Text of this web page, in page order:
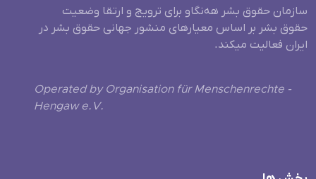
سازمان حقوق بشر هه‌نگاو برای ترویج و ارتقا وضعیت
حقوق بشر بر اساس معیارهای منشور جهانی حقوق بشر در
ایران فعالیت میکند.
Operated by Organisation für Menschenrechte -
Hengaw e.V.